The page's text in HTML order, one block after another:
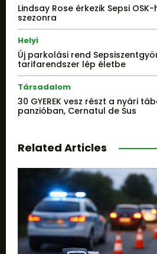
Lindsay Rose érkezik Sepsi
szezonra
Helyi
Új parkolási rend
tarifarendszer lép életbe
Társadalom
30 GYEREK vesz részt a nyári
panzióban, Cernatul de Sus
Related Articles